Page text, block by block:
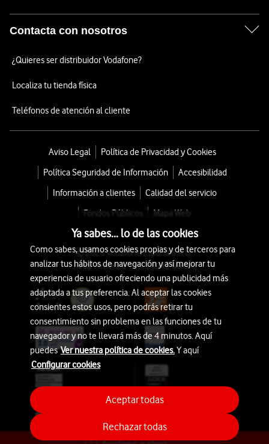
Contacta con nosotros
¿Quieres ser distribuidor Vodafone?
Localiza tu tienda física
Teléfonos de atención al cliente
Aviso Legal
Política de Privacidad y Cookies
Política Seguridad de Información
Accesibilidad
Información a clientes
Calidad del servicio
Fondos Públicos
Mapa Web
© 2026 Vodafone España S.A.U.
Avda. América 115, 28042 Madrid
Ya sabes... lo de las cookies
Como sabes, usamos cookies propias y de terceros para
analizar tus hábitos de navegación y así mejorar tu
experiencia de usuario ofreciendo una publicidad más
adaptada a tus preferencia. Al aceptar las cookies
consientes estos usos, pero podrás retirar tu
consentimiento sin problema en las funciones de tu
navegador y no te llevará más de 4 minutos. Aquí
puedesVer nuestra política de cookies.Y aquí
Configurar cookies
Rechazar todas
Aceptar todas